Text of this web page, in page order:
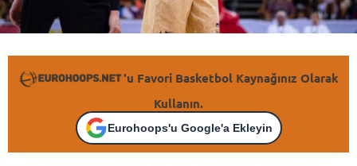
'u Favori Basketbol Kaynağınız Olarak
Kullanın.
Eurohoops'u Google'a Ekleyin